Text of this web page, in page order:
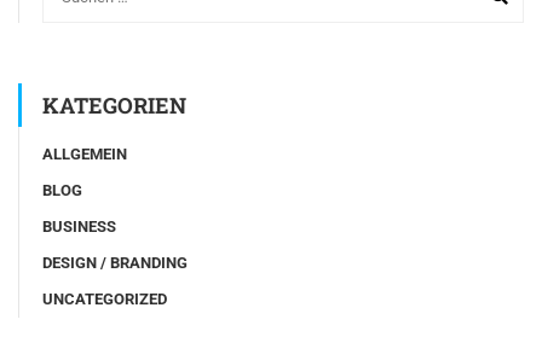
KATEGORIEN
ALLGEMEIN
BLOG
BUSINESS
DESIGN / BRANDING
UNCATEGORIZED